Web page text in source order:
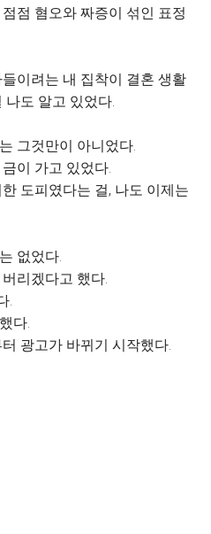
점 혐오와 짜증이 섞인 표정
이려는 내 집착이 결혼 생활
나도 알고 있었다.
그것만이 아니었다.
이 가고 있었다.
도피였다는 걸, 나도 이제는
없었다.
리겠다고 했다.
.
다.
광고가 바뀌기 시작했다.